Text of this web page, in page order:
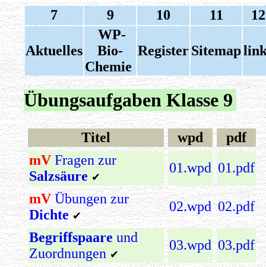
7 9 10 11 12
Aktuelles
WP-
Bio-
Chemie
RegisterSitemap
Übungsaufgaben Klasse 9
Titel wpd
pdf
mV Fragen zur
Salzsäure ✔
01.wpd 01.pdf
mV Übungen zur
Dichte ✔
02.wpd 02.pdf
Begriffspaare und
Zuordnungen ✔
03.wpd 03.pdf